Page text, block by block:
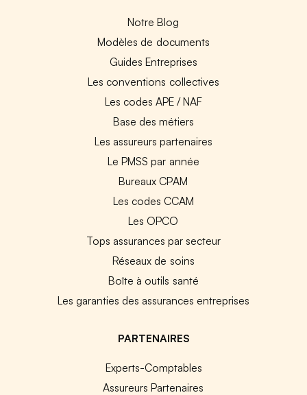
Notre Blog
Modèles de documents
Guides Entreprises
Les conventions collectives
Les codes APE / NAF
Base des métiers
Les assureurs partenaires
Le PMSS par année
Bureaux CPAM
Les codes CCAM
Les OPCO
Tops assurances par secteur
Réseaux de soins
Boîte à outils santé
Les garanties des assurances entreprises
PARTENAIRES
Experts-Comptables
Assureurs Partenaires